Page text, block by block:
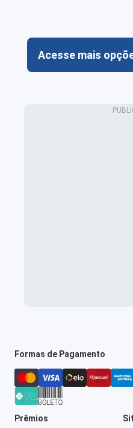
Acesse mais
Formas de Pagamento
Prêmios